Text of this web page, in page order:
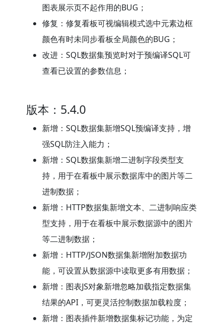
图表展示页不起作用的BUG；
修复：修复看板可视编辑模式选中元素边框
颜色有时未同步看板全局颜色的BUG；
改进：SQL数据集预览时对于预编译SQL可
查看已设置的参数信息；
版本：5.4.0
新增：SQL数据集新增SQL预编译支持，增
强SQL防注入能力；
新增：SQL数据集新增二进制字段类型支
持，用于在看板中展示数据库中的图片等二
进制数据；
新增：HTTP数据集新增文本、二进制响应类
型支持，用于在看板中展示数据源中的图片
等二进制数据；
新增：HTTP/JSON数据集新增附加数据功
能，可设置从数据源中读取更多有用数据；
新增：图表JS对象新增忽略加载指定数据集
结果的API，可更灵活控制数据加载粒度；
新增：图表插件新增数据集标记功能，为定